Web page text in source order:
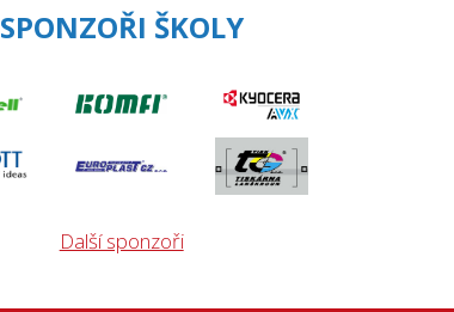
SPONZOŘI ŠKOLY
Další sponzoři